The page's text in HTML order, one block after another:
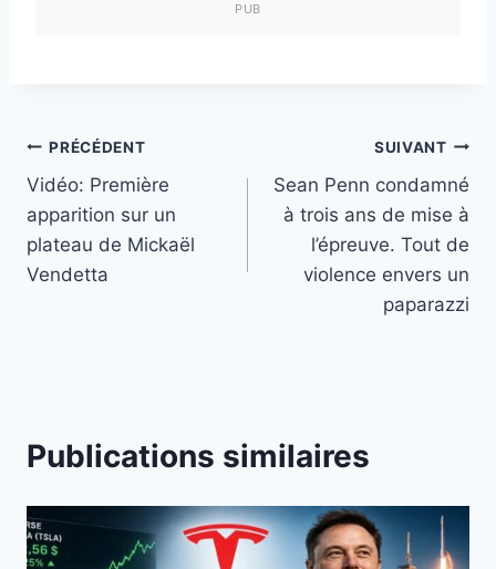
PUB
Navigation
de
l’article
PRÉCÉDENT
Vidéo: Première
apparition sur un
plateau de Mickaël
Vendetta
SUIVANT
Sean Penn condamné
à trois ans de mise à
l’épreuve. Tout de
violence envers un
paparazzi
Publications similaires